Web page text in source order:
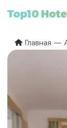
Главная